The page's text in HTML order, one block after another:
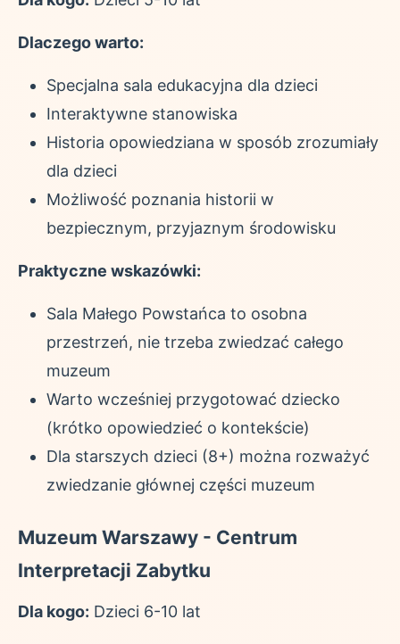
Dlaczego warto:
Specjalna sala edukacyjna dla dzieci
Interaktywne stanowiska
Historia opowiedziana w sposób zrozumiały
dla dzieci
Możliwość poznania historii w
bezpiecznym, przyjaznym środowisku
Praktyczne wskazówki:
Sala Małego Powstańca to osobna
przestrzeń, nie trzeba zwiedzać całego
muzeum
Warto wcześniej przygotować dziecko
(krótko opowiedzieć o kontekście)
Dla starszych dzieci (8+) można rozważyć
zwiedzanie głównej części muzeum
Muzeum Warszawy - Centrum
Interpretacji Zabytku
Dla kogo: Dzieci 6-10 lat